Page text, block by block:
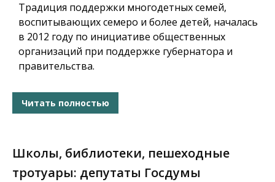
Традиция поддержки многодетных семей,
воспитывающих семеро и более детей, началась
в 2012 году по инициативе общественных
организаций при поддержке губернатора и
правительства.
Читать полностью
Школы, библиотеки, пешеходные
тротуары: депутаты Госдумы